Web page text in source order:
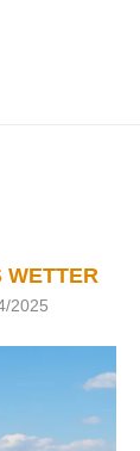
WETTER
2025